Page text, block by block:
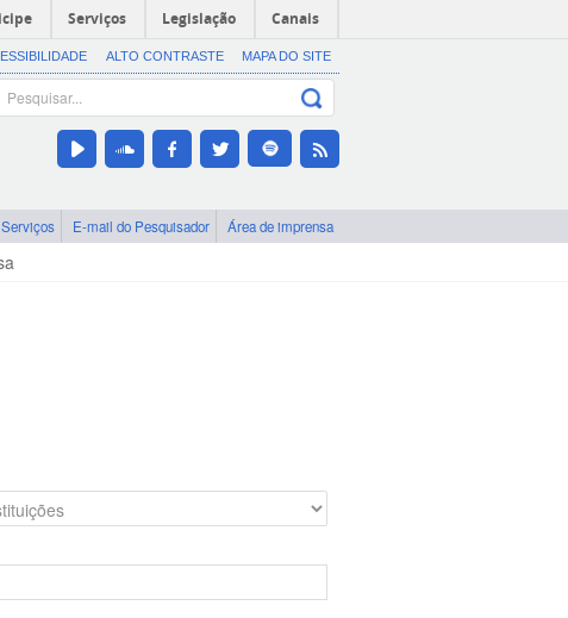
Serviços Legislação Canais
ALTO CONTRASTE MAPA DO SITE
Serviços E-mail do Pesquisador Área de imprensa